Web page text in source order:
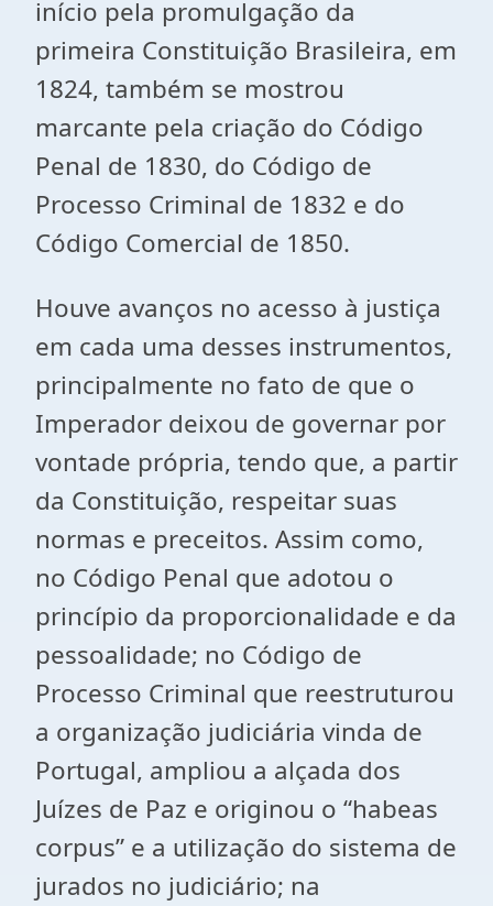
início pela promulgação da
primeira Constituição Brasileira, em
1824, também se mostrou
marcante pela criação do Código
Penal de 1830, do Código de
Processo Criminal de 1832 e do
Código Comercial de 1850.
Houve avanços no acesso à justiça
em cada uma desses instrumentos,
principalmente no fato de que o
Imperador deixou de governar por
vontade própria, tendo que, a partir
da Constituição, respeitar suas
normas e preceitos. Assim como,
no Código Penal que adotou o
princípio da proporcionalidade e da
pessoalidade; no Código de
Processo Criminal que reestruturou
a organização judiciária vinda de
Portugal, ampliou a alçada dos
Juízes de Paz e originou o “habeas
corpus” e a utilização do sistema de
jurados no judiciário; na